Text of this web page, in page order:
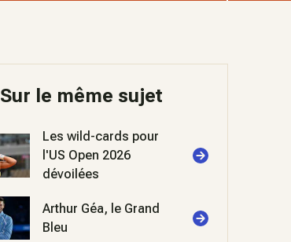
Sur le même sujet
Les wild-cards pour
l'US Open 2026
dévoilées
Arthur Géa, le Grand
Bleu